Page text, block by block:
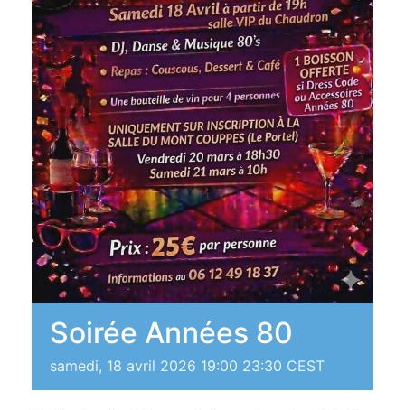
Soirée Années 80
samedi, 18 avril 2026 19:00 23:30 CEST